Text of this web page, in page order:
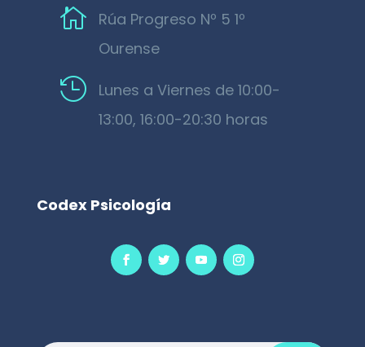

Rúa Progreso Nº 5 1º
Ourense

Lunes a Viernes de 10:00-
13:00, 16:00-20:30 horas
Codex Psicología